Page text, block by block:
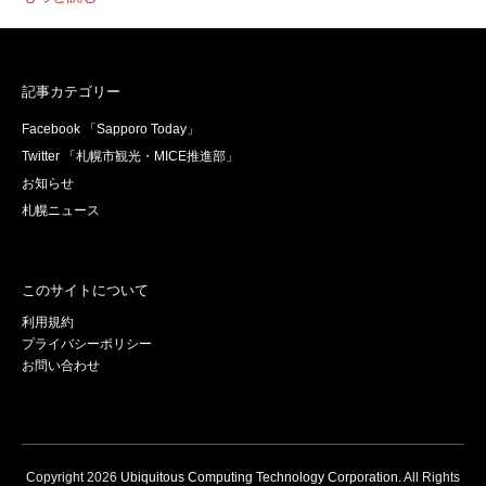
記事カテゴリー
Facebook 「Sapporo Today」
Twitter 「札幌市観光・MICE推進部」
お知らせ
札幌ニュース
このサイトについて
利用規約
プライバシーポリシー
お問い合わせ
Copyright2026 Ubiquitous Computing Technology Corporation. All Rights